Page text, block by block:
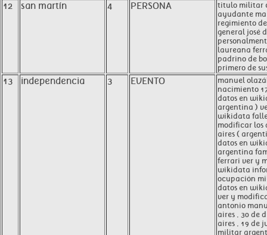
12 san martín 4 PERSONA
titulo militar
ayudante
regimiento
general josé
laureana
padrino de
primero de
13 independencia 3 EVENTO
manuel
nacimiento
datos en
argentina )
wikidata
modificar los
aires (
datos en
argentina
ferrari ver y
wikidata
ocupación
datos en
ver y
antonio
aires , 30 de
aires , 19 de
militar